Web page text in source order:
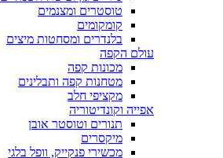
טוסטרים ומצנמים
קומקומים
בלנדרים ומסחטות מיצים
עולם הקפה
מכונות קפה
מטחנות קפה ותבלינים
מקציפי חלב
אפייה וקונדיטוריה
תנורים וטוסטר אובן
מיקסרים
מכשירי פנקייק, וופל בלגי